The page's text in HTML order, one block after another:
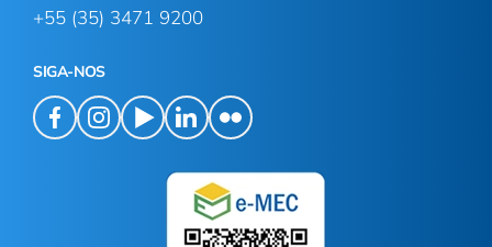
+55 (35) 3471 9200
SIGA-NOS